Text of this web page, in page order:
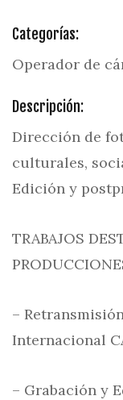
Categorías:
Operador de
Descripción:
Dirección de
culturales,
Edición y
TRABAJOS
–
Internacional
– Grabación y